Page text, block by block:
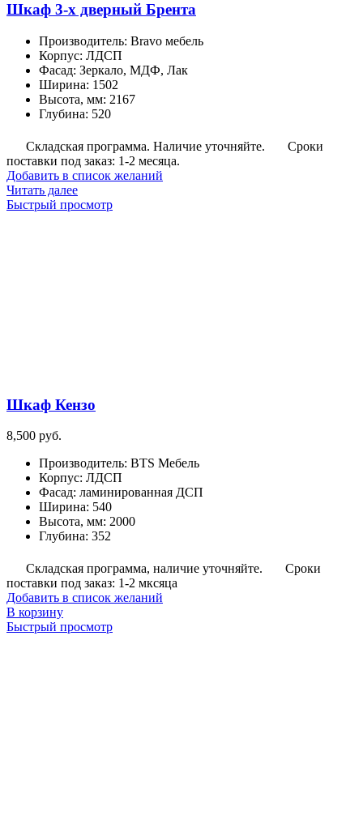
Шкаф 3-х дверный Брента
Производитель: Bravo мебель
Корпус: ЛДСП
Фасад: Зеркало, МДФ, Лак
Ширина: 1502
Высота, мм: 2167
Глубина: 520
Складская программа. Наличие уточняйте.
Сроки
поставки под заказ: 1-2 месяца.
Добавить в список желаний
Читать далее
Быстрый просмотр
Шкаф Кензо
8,500 руб.
Производитель: BTS Мебель
Корпус: ЛДСП
Фасад: ламинированная ДСП
Ширина: 540
Высота, мм: 2000
Глубина: 352
Складская программа, наличие уточняйте.
Сроки
поставки под заказ: 1-2 мксяца
Добавить в список желаний
В корзину
Быстрый просмотр